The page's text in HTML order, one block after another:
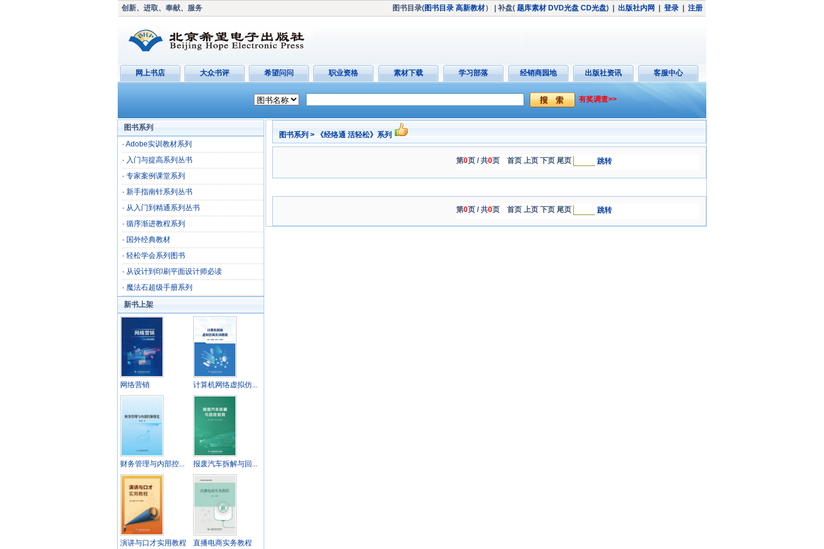
创新、进取、奉献、服务 图书目录(图书目录 高新教材） | 补盘( 题库素材 DVD光盘 CD光盘) 出版社内网 登录 注册
网上书店 大众书评 希望问问 职业资格 素材下载 学习部落 经销商园地 出版社资讯 客服中心
有奖调查>>
图书系列
· Adobe实训教材系列
· 入门与提高系列丛书
· 专家案例课堂系列
· 新手指南针系列丛书
· 从入门到精通系列丛书
· 循序渐进教程系列
· 国外经典教材
· 轻松学会系列图书
· 从设计到印刷平面设计师必读
· 魔法石超级手册系列
新书上架
网络营销 计算机网络虚拟仿...
财务管理与内部控... 报废汽车拆解与回...
演讲与口才实用教程 直播电商实务教程
图书系列 > 《经络通 活轻松》系列
第0页 / 共0页 首页 上页 下页 尾页 跳转
第0页 / 共0页 首页 上页 下页 尾页 跳转